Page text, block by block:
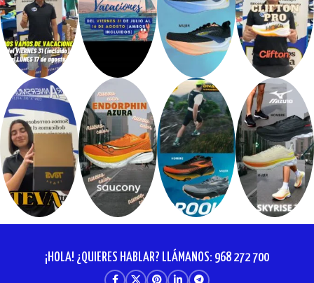
¡HOLA! ¿QUIERES HABLAR? LLÁMANOS: 968 272 700